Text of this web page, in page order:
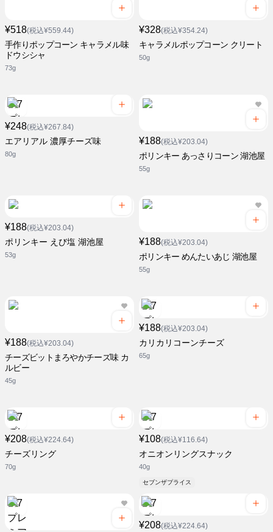
¥518(税込¥559.44)
手作りポップコーン キャラメル味
ドウシシャ
73g
¥328(税込¥354.24)
キャラメルポップコーン クリート
50g
¥248(税込¥267.84)
エアリアル 濃厚チーズ味
80g
¥188(税込¥203.04)
ポリンキー あっさりコーン 湖池屋
55g
¥188(税込¥203.04)
ポリンキー えび塩 湖池屋
53g
¥188(税込¥203.04)
ポリンキー めんたいあじ 湖池屋
55g
¥188(税込¥203.04)
チーズビットまろやかチーズ味 カ
ルビー
45g
¥188(税込¥203.04)
カリカリコーンチーズ
65g
¥208(税込¥224.64)
チーズリング
70g
¥108(税込¥116.64)
オニオンリングスナック
40g
セブンザプライス
¥208(税込¥224.64)